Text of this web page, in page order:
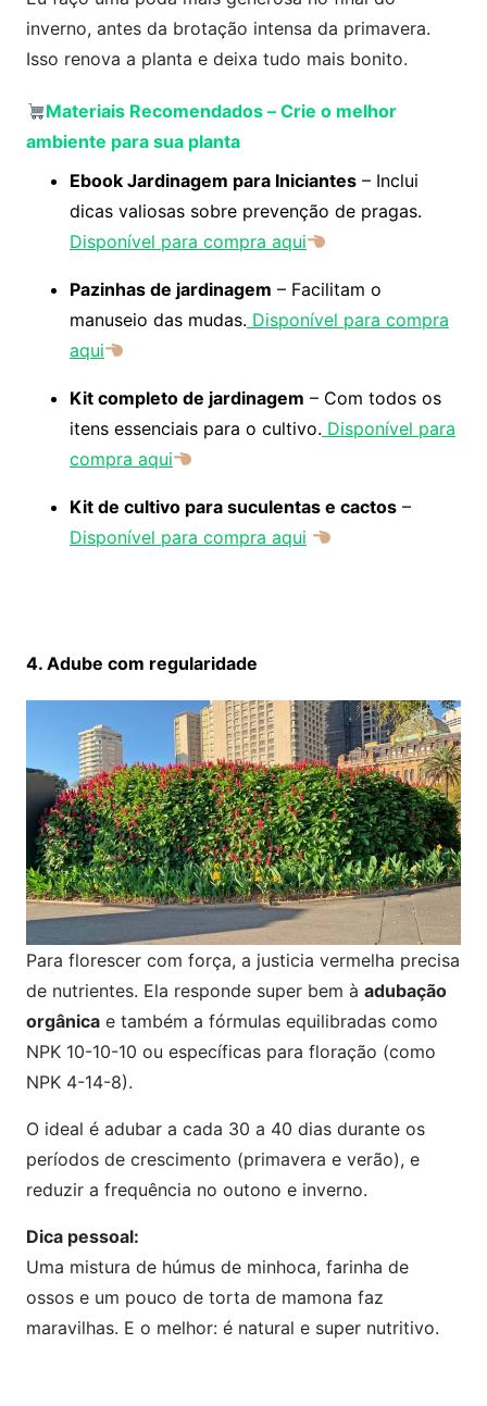
inverno, antes da brotação intensa da primavera.
Isso renova a planta e deixa tudo mais bonito.
Materiais Recomendados – Crie o melhor
ambiente para sua planta
Ebook Jardinagem para Iniciantes – Inclui
dicas valiosas sobre prevenção de pragas.
Disponível para compra aqui
Pazinhas de jardinagem – Facilitam o
manuseio das mudas. Disponível para compra
aqui
Kit completo de jardinagem – Com todos os
itens essenciais para o cultivo. Disponível para
compra aqui
Kit de cultivo para suculentas e cactos –
Disponível para compra aqui
4. Adube com regularidade
Para florescer com força, a justicia vermelha precisa
de nutrientes. Ela responde super bem à adubação
orgânica e também a fórmulas equilibradas como
NPK 10-10-10 ou específicas para floração (como
NPK 4-14-8).
O ideal é adubar a cada 30 a 40 dias durante os
períodos de crescimento (primavera e verão), e
reduzir a frequência no outono e inverno.
Dica pessoal:
Uma mistura de húmus de minhoca, farinha de
ossos e um pouco de torta de mamona faz
maravilhas. E o melhor: é natural e super nutritivo.